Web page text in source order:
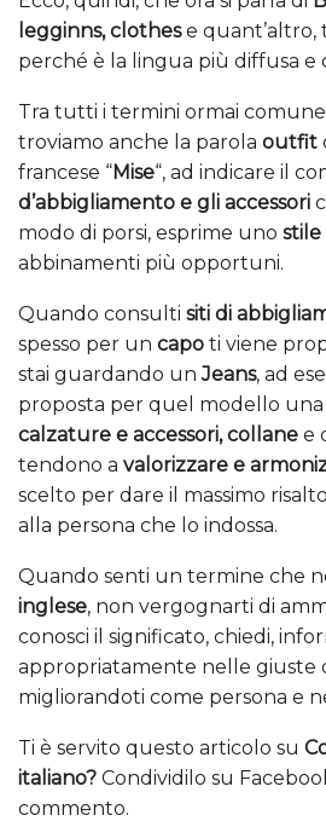
legginns, clothese quant’altro,
perché è la lingua più diffusa e
Tra tutti i termini ormai
troviamo anche la parola outfit
francese “Mise“, ad indicare il
d’abbigliamento e gli accessori
modo di porsi, esprime uno stile
abbinamenti più opportuni.
Quando consulti siti di
spesso per un capo ti viene
stai guardando unJeans, ad
proposta per quel modello una
calzature e accessori, collane e
tendono a valorizzare e
scelto per dare il massimo risalto
alla persona che lo indossa.
Quando senti un termine che
inglese, non vergognarti di
conosci il significato, chiedi,
appropriatamente nelle giuste
migliorandoti come persona e
Ti è servito questo articolo su
italiano? Condividilo su
commento.